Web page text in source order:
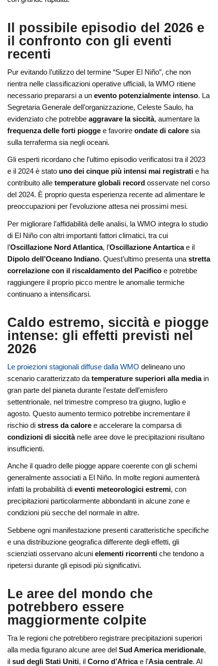
Il possibile episodio del 2026 e
il confronto con gli eventi
recenti
Pur evitando l’utilizzo del termine “Super El Niño”, che non
rientra nelle classificazioni operative ufficiali, la WMO ritiene
necessario prepararsi a unevento potenzialmente intenso. La
Segretaria Generale dell’organizzazione, Celeste Saulo, ha
evidenziato che potrebbeaggravare la siccità, aumentare la
frequenza delle forti piogge e favorireondate di calore sia
sulla terraferma sia negli oceani.
Gli esperti ricordano che l’ultimo episodio verificatosi tra il 2023
e il 2024 è stato uno dei cinque più intensi mai registrati e ha
contribuito alletemperature globali record osservate nel corso
del 2024. È proprio questa esperienza recente ad alimentare le
preoccupazioni per l’evoluzione attesa nei prossimi mesi.
Per migliorare l’affidabilità delle analisi, la WMO integra lo studio
di El Niño con altri importanti fattori climatici, tra cui
l’Oscillazione Nord Atlantica, l’Oscillazione Antarticae il
Dipolo dell’Oceano Indiano. Quest’ultimo presenta unastretta
correlazione con il riscaldamento del Pacifico e potrebbe
raggiungere il proprio picco mentre le anomalie termiche
continuano a intensificarsi.
Caldo estremo, siccità e piogge
intense: gli effetti previsti nel
2026
Le proiezioni stagionali diffuse dalla WMO delineano uno
scenario caratterizzato datemperature superiori alla mediain
gran parte del pianeta durante l’estate dell’emisfero
settentrionale, nel trimestre compreso tra giugno, luglio e
agosto. Questo aumento termico potrebbe incrementare il
rischio distress da calore e accelerare la comparsa di
condizioni di siccitànelle aree dove le precipitazioni risultano
insufficienti.
Anche il quadro delle piogge appare coerente con gli schemi
generalmente associati a El Niño. In molte regioni aumenterà
infatti la probabilità dieventi meteorologici estremi, con
precipitazioni particolarmente abbondanti in alcune zone e
condizioni più secche del normale in altre.
Sebbene ogni manifestazione presenti caratteristiche specifiche
e una distribuzione geografica differente degli effetti, gli
scienziati osservano alcunielementi ricorrenti che tendono a
ripetersi durante gli episodi più significativi.
Le aree del mondo che
potrebbero essere
maggiormente colpite
Tra le regioni che potrebbero registrare precipitazioni superiori
alla media figurano alcune aree delSud America meridionale,
ilsud degli Stati Uniti, ilCorno d’Africae l’Asia centrale. Al